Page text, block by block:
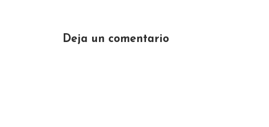
Deja un comentario